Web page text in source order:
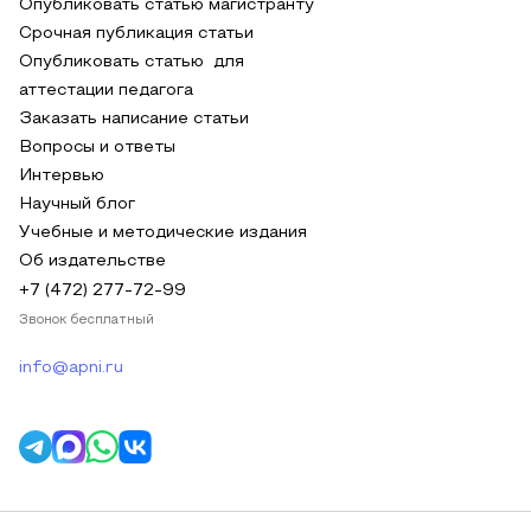
Опубликовать статью магистранту
Срочная публикация статьи
Опубликовать статью для
аттестации педагога
Заказать написание статьи
Вопросы и ответы
Интервью
Научный блог
Учебные и методические издания
Об издательстве
+7 (472) 277-72-99
Звонок бесплатный
info@apni.ru